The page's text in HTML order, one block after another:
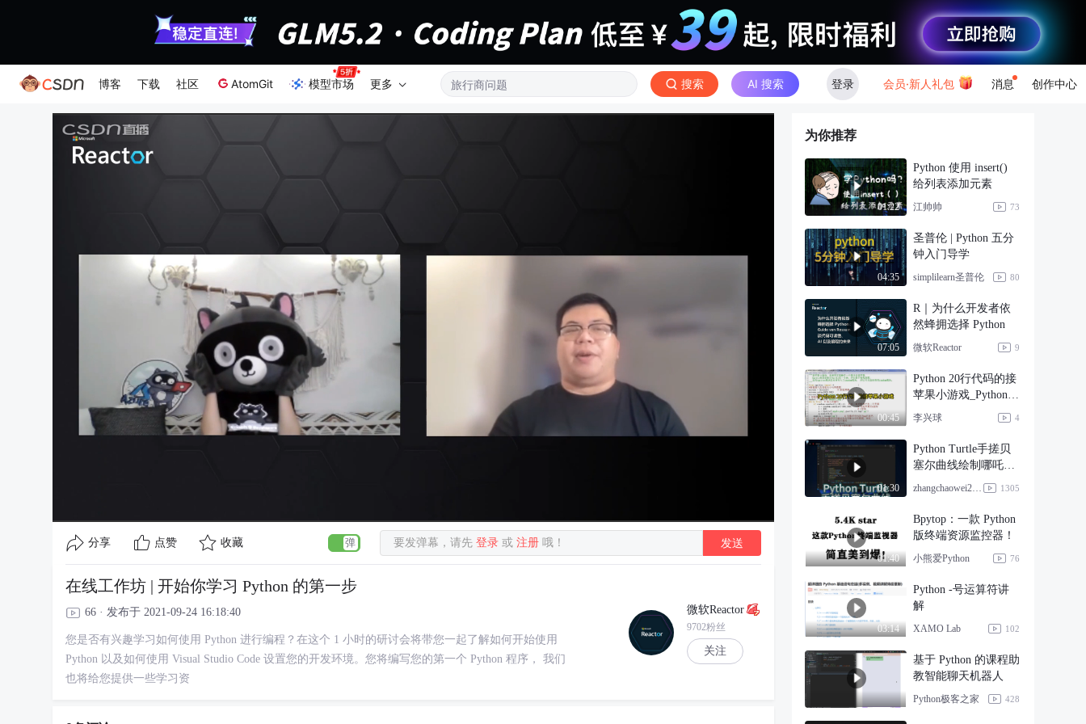
博客 下载 社区 AtomGit 模型市场 更多 搜索 AI 搜索 登录 会员·新人礼包 消息 创作中心
分享 点赞 收藏 要发弹幕，请先登录 或注册 哦！ 发送
在线工作坊 | 开始你学习 Python 的第一步
66 · 发布于 2021-09-24 16:18:40
您是否有兴趣学习如何使用 Python 进行编程？在这个 1 小时的研讨会将带您一起了解如何开始使用
Python 以及如何使用 Visual Studio Code 设置您的开发环境。您将编写您的第一个 Python 程序， 我们
也将给您提供一些学习资
微软Reactor
9702粉丝
关注
为你推荐
01:22
Python 使用 insert()
给列表添加元素
江帅帅 73
04:35
圣普伦 | Python 五分
钟入门导学
simplilearn圣普伦 80
07:05
R｜为什么开发者依
然蜂拥选择 Python
微软Reactor 9
00:45
Python 20行代码的接
苹果小游戏_Python精
灵模块
李兴球 4
01:30
Python Turtle手搓贝
塞尔曲线绘制哪吒头
像
zhangchaowei2012 1305
01:40
Bpytop：一款 Python
版终端资源监控器！
小熊爱Python 76
03:14
Python -号运算符讲
解
XAMO Lab 102
基于 Python 的课程助
教智能聊天机器人
Python极客之家 428